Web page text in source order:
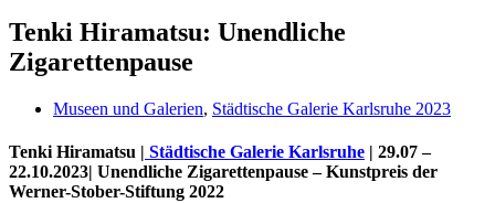
Tenki Hiramatsu: Unendliche
Zigarettenpause
Museen und Galerien, Städtische Galerie Karlsruhe 2023
Tenki Hiramatsu | Städtische Galerie Karlsruhe | 29.07 –
22.10.2023| Unendliche Zigarettenpause – Kunstpreis der
Werner-Stober-Stiftung 2022